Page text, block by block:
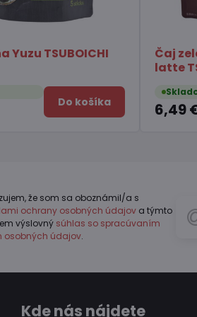
zelený pražený Hojicha
€ Do košíka
že som sa oboznámil/a s
ochrany osobných údajova týmto
výslovný súhlas so spracúvaním
osobných údajov.
Kde nás nájdete